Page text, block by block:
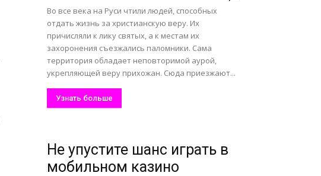
Во все века на Руси чтили людей, способных
отдать жизнь за христианскую веру. Их
причисляли к лику святых, а к местам их
захоронения съезжались паломники. Сама
территория обладает неповторимой аурой,
укрепляющей веру прихожан. Сюда приезжают...
Узнать больше
Не упустите шанс играть в
мобильном казино